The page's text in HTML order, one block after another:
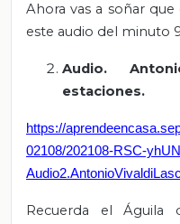
Ahora vas a soñar que
este audio del minuto
Audio.
estaciones.
https://
02108/202108-RSC-
Recuerda el Águila